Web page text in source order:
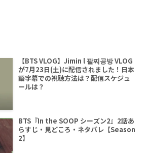
【BTS VLOG】Jimin l 팔찌공방 VLOG
が7月23日(土)に配信されました！日本
語字幕での視聴方法は？配信スケジュ
ールは？
BTS『In the SOOP シーズン2』2話あ
らすじ・見どころ・ネタバレ【Season
2】